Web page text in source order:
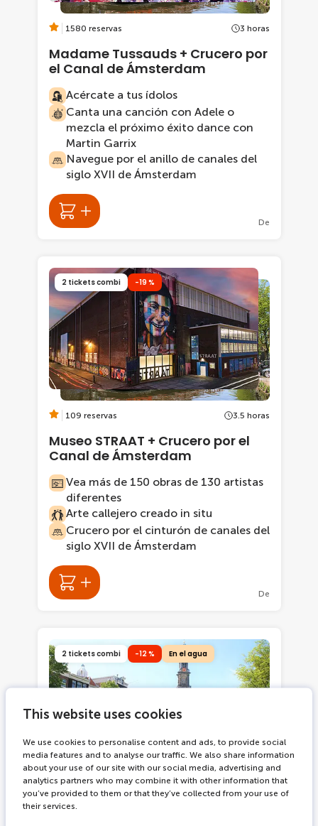
This website uses cookies
We use cookies to personalise content and ads, to provide social
media features and to analyse our traffic. We also share information
about your use of our site with our social media, advertising and
analytics partners who may combine it with other information that
you’ve provided to them or that they’ve collected from your use of
their services.
1580 reservas 3 horas
Madame Tussauds + Crucero por
el Canal de Ámsterdam
Acércate a tus ídolos
Canta una canción con Adele o
mezcla el próximo éxito dance con
Martin Garrix
Navegue por el anillo de canales del
siglo XVII de Ámsterdam
De
2 tickets combi -19 %
109 reservas 3.5 horas
Museo STRAAT + Crucero por el
Canal de Ámsterdam
Vea más de 150 obras de 130 artistas
diferentes
Arte callejero creado in situ
Crucero por el cinturón de canales del
siglo XVII de Ámsterdam
De
2 tickets combi -12 % En el agua
Museo Moco+ Crucero por el